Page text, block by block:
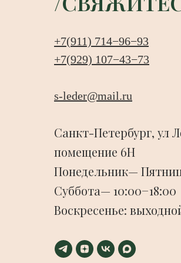
+7(911) 714−96−93
+7(929) 107−43−73
s-leder@mail.ru
Санкт-Петербург, ул
помещение 6Н
Понедельник—
Суббота— 10:00−18:00
Воскресенье: